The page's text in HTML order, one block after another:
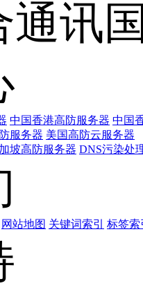
通讯
中国香港高防服务器 中国
服务器 美国高防云服务器
坡高防服务器 DNS污染处
网站地图 关键词索引 标签索